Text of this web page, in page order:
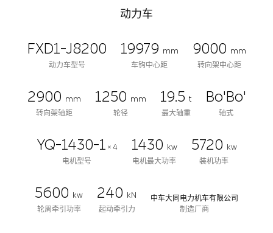
动力车
FXD1-J8200
动力车型号
19979 mm
车钩中心距
9000 mm
转向架中心距
2900 mm
转向架轴距
1250 mm
轮径
19.5 t
最大轴重
Bo'Bo'
轴式
YQ-1430-1 × 4
电机型号
1430 kw
电机最大功率
5720 kw
装机功率
5600 kw
轮周牵引功率
240 kN
起动牵引力
中车大同电力机车有限公司
制造厂商